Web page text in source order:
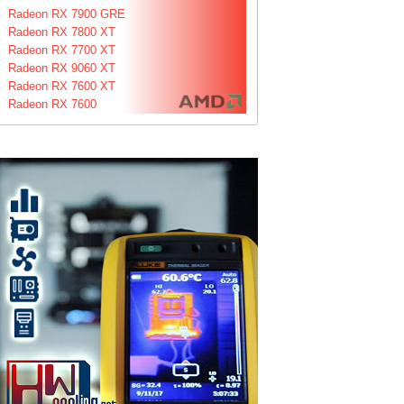
Radeon RX 7900 GRE
Radeon RX 7800 XT
Radeon RX 7700 XT
Radeon RX 9060 XT
Radeon RX 7600 XT
Radeon RX 7600